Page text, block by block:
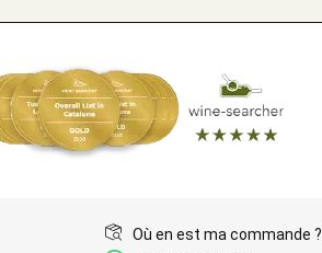
Où en est ma commande ?